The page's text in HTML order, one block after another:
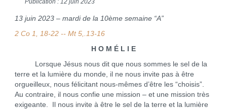
13 juin 2023 – mardi de la 10ème semaine “A”
2 Co 1, 18-22 -- Mt 5,.13-16
H O M É L I E
Lorsque Jésus nous dit que nous sommes le sel de la
terre et la lumière du monde, il ne nous invite pas à être
orgueilleux, nous félicitant nous-mêmes d’être les “choisis”.
Au contraire, il nous confie une mission – et une mission très
exigeante. Il nous invite à être le sel de la terre et la lumière